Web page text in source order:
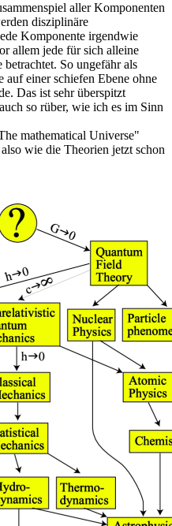
aller Komponenten
disziplinäre
Komponente irgendwie
allem jede für sich alleine
So ungefähr als
einer schiefen Ebene ohne
Das ist sehr überspitzt
so rüber, wie ich es im Sinn
mathematical Universe"
wie die Theorien jetzt schon